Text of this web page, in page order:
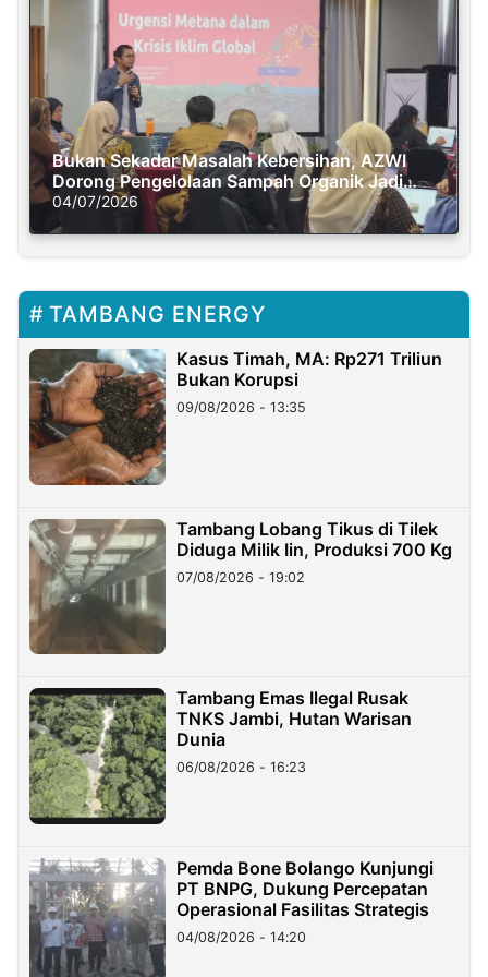
Bukan Sekadar Masalah Kebersihan, AZWI
Dorong Pengelolaan Sampah Organik Jadi
Solusi Krisis Iklim
04/07/2026
TAMBANG ENERGY
Kasus Timah, MA: Rp271 Triliun
Bukan Korupsi
09/08/2026 - 13:35
Tambang Lobang Tikus di Tilek
Diduga Milik Iin, Produksi 700 Kg
07/08/2026 - 19:02
Tambang Emas Ilegal Rusak
TNKS Jambi, Hutan Warisan
Dunia
06/08/2026 - 16:23
Pemda Bone Bolango Kunjungi
PT BNPG, Dukung Percepatan
Operasional Fasilitas Strategis
04/08/2026 - 14:20